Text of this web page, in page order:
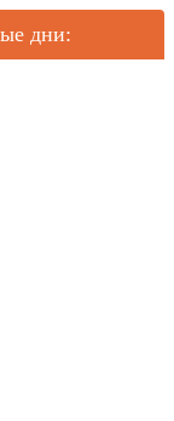
дни: